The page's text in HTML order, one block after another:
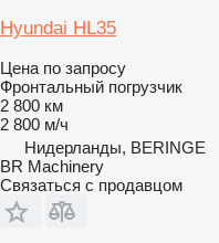
Hyundai HL35
Цена по запросу
Фронтальный погрузчик
2 800 км
2 800 м/ч
Нидерланды, BERINGE
BR Machinery
Связаться с продавцом